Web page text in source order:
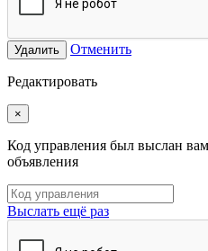
Удалить Отменить
Редактировать
×
Код управления был выслан
объявления
Выслать ещё раз